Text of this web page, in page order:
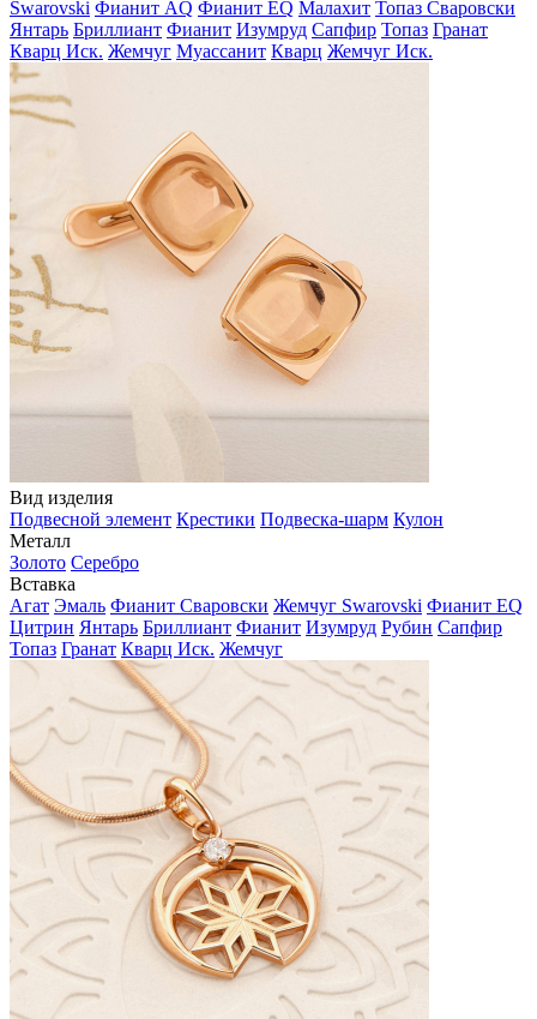
Swarovski Фианит AQ Фианит EQ Малахит Топаз Сваровски
Янтарь Бриллиант Фианит Изумруд Сапфир Топаз Гранат
Кварц Иск. Жемчуг Муассанит Кварц Жемчуг Иск.
Вид изделия
Подвесной элемент Крестики Подвеска-шарм Кулон
Металл
Золото Серебро
Вставка
Агат Эмаль Фианит Сваровски Жемчуг Swarovski Фианит EQ
Цитрин Янтарь Бриллиант Фианит Изумруд Рубин Сапфир
Топаз Гранат Кварц Иск. Жемчуг